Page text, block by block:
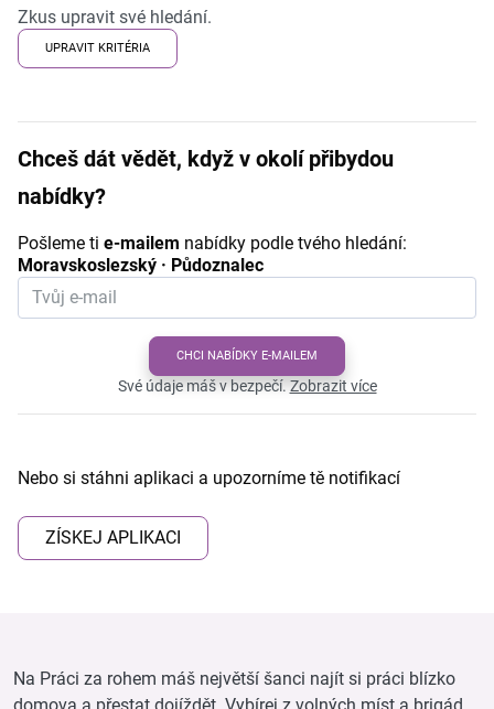
Zkus upravit své hledání.
UPRAVIT KRITÉRIA
Chceš dát vědět, když v okolí přibydou
nabídky?
Pošleme ti e-mailem nabídky podle tvého hledání:
Moravskoslezský · Půdoznalec
CHCI NABÍDKY E-MAILEM
Své údaje máš v bezpečí.Zobrazit více
Nebo si stáhni aplikaci a upozorníme tě notifikací
ZÍSKEJ APLIKACI
Na Práci za rohem máš největší šanci najít si práci blízko
domova a přestat dojíždět. Vybírej z volných míst a brigád